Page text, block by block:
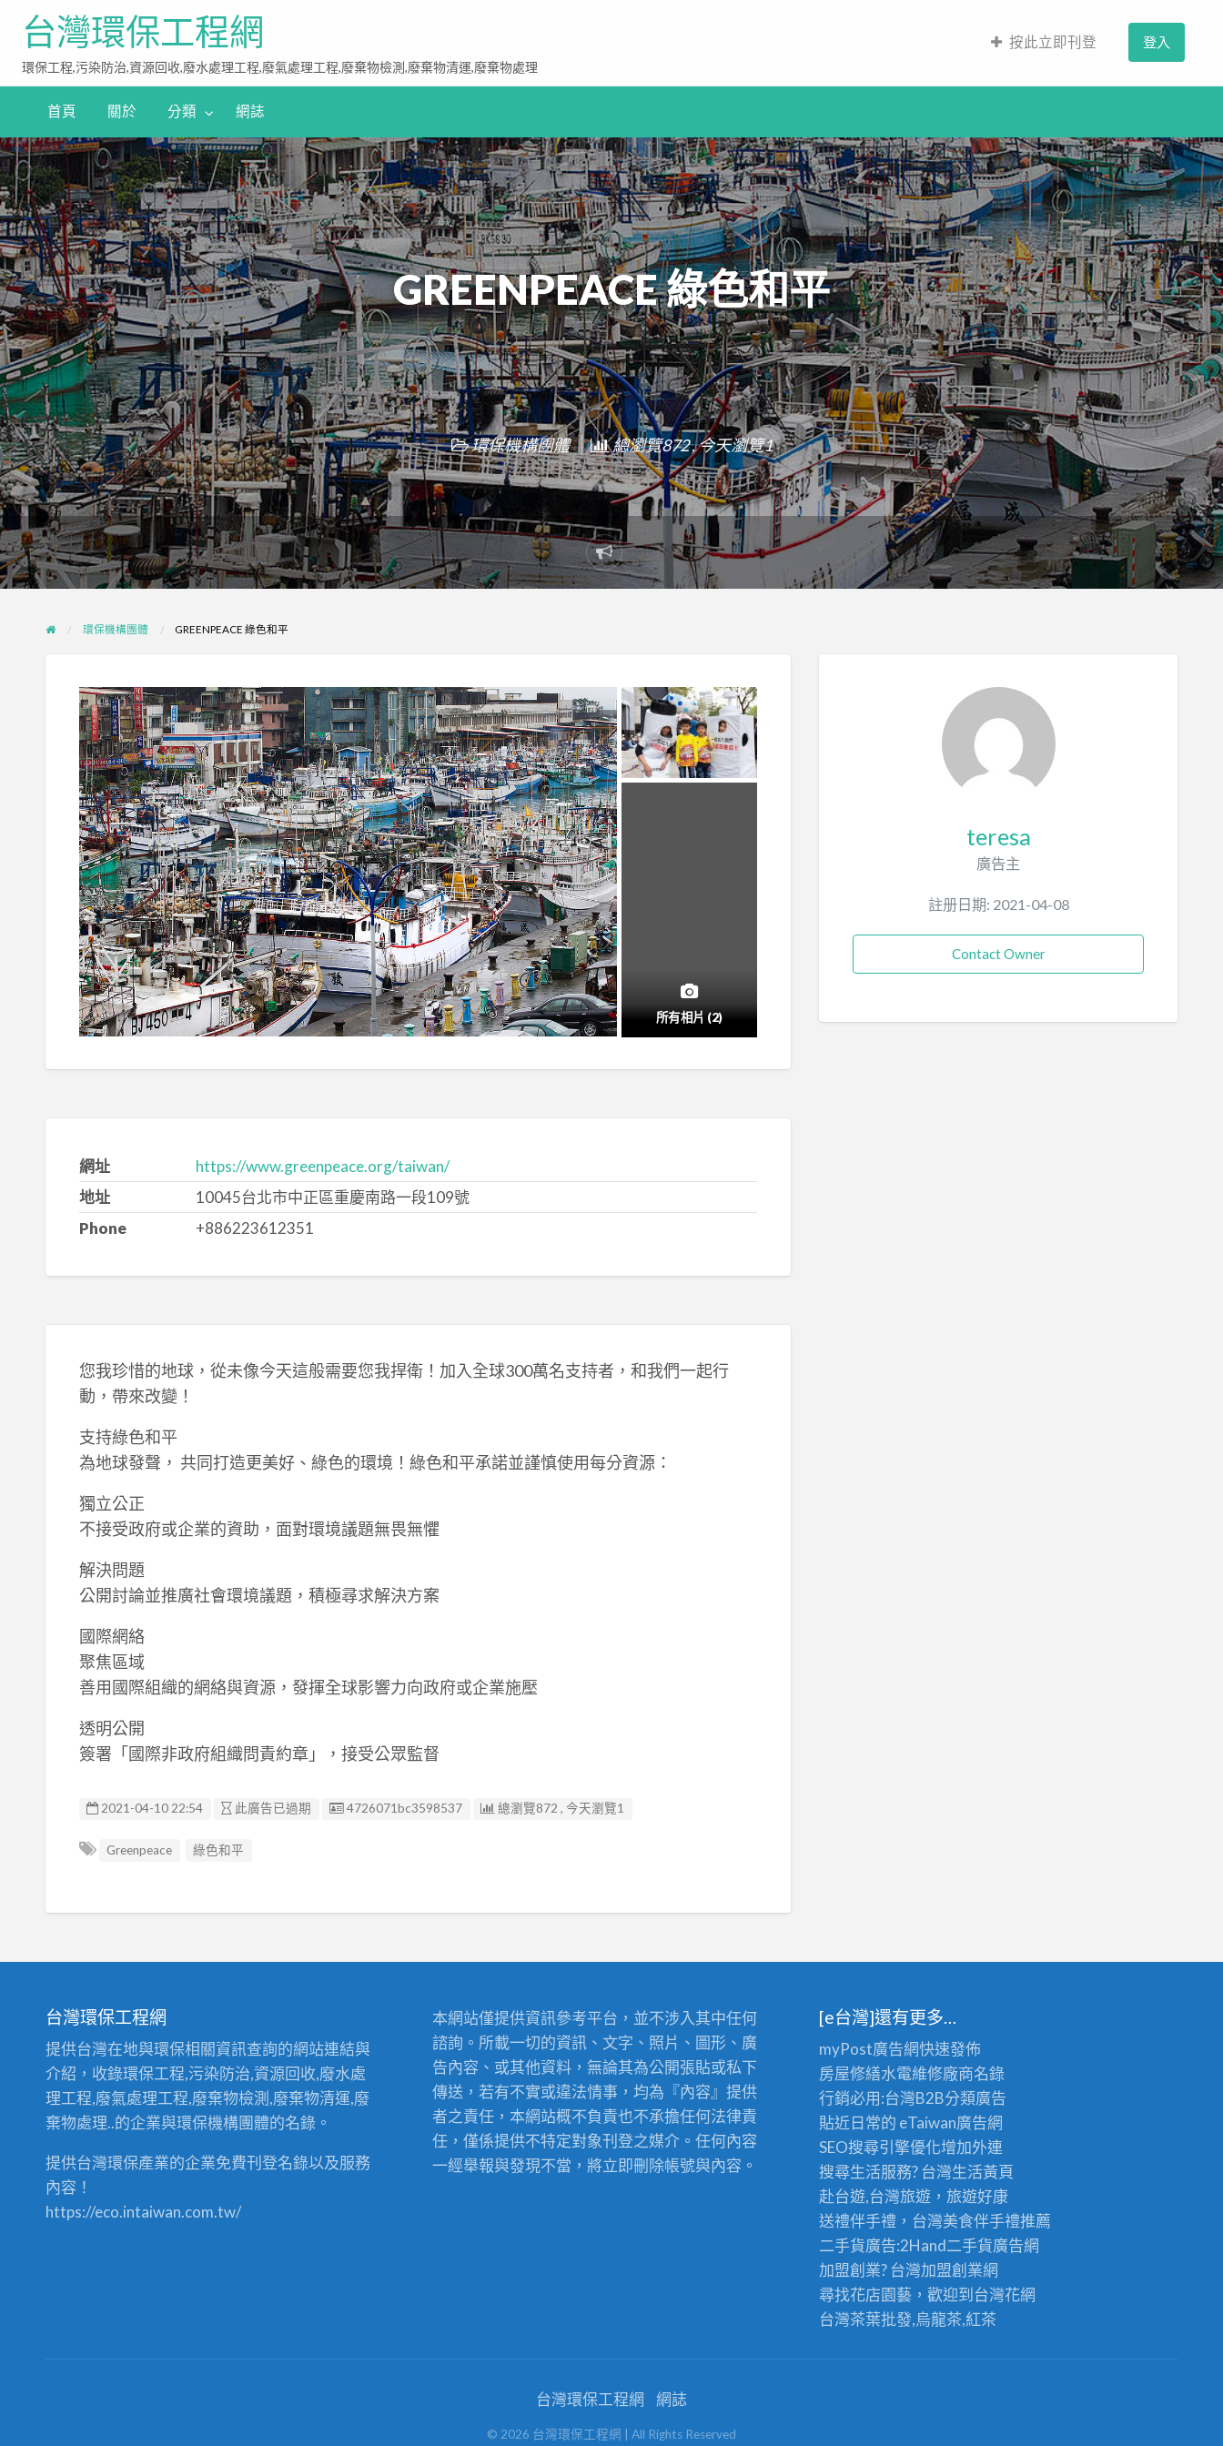
台灣環保工程網
環保工程,污染防治,資源回收,廢水處理工程,廢氣處理工程,廢棄物檢測,廢棄物清運,廢棄物處理
按此立即刊登 登入
首頁 關於 分類 網誌
GREENPEACE 綠色和平
環保機構團體 總瀏覽872 , 今天瀏覽1
Report
problem
環保機構團體 GREENPEACE 綠色和平
所有相片 (2)
網址
https://www.greenpeace.org/taiwan/
地址
10045台北市中正區重慶南路一段109號
Phone
+886223612351
您我珍惜的地球，從未像今天這般需要您我捍衛！加入全球300萬名支持者，和我們一起行
動，帶來改變！
支持綠色和平
為地球發聲， 共同打造更美好、綠色的環境！綠色和平承諾並謹慎使用每分資源：
獨立公正
不接受政府或企業的資助，面對環境議題無畏無懼
解決問題
公開討論並推廣社會環境議題，積極尋求解決方案
國際網絡
聚焦區域
善用國際組織的網絡與資源，發揮全球影響力向政府或企業施壓
透明公開
簽署「國際非政府組織問責約章」，接受公眾監督
2021-04-10 22:54 此廣告已過期 廣告编號
4726071bc3598537 總瀏覽872 , 今天瀏覽1
Greenpeace 綠色和平
teresa
廣告主
註册日期: 2021-04-08
Contact Owner
台灣環保工程網
提供台灣在地與環保相關資訊查詢的網站連結與
介紹，收錄環保工程,污染防治,資源回收,廢水處
理工程,廢氣處理工程,廢棄物檢測,廢棄物清運,廢
棄物處理..的企業與環保機構團體的名錄。
提供台灣環保產業的企業免費刊登名錄以及服務
內容！
https://eco.intaiwan.com.tw/
本網站僅提供資訊參考平台，並不涉入其中任何
諮詢。所載一切的資訊、文字、照片、圖形、廣
告內容、或其他資料，無論其為公開張貼或私下
傳送，若有不實或違法情事，均為『內容』提供
者之責任，本網站概不負責也不承擔任何法律責
任，僅係提供不特定對象刊登之媒介。任何內容
一經舉報與發現不當，將立即刪除帳號與內容。
[e台灣]還有更多…
myPost廣告網快速發佈
房屋修繕水電維修廠商名錄
行銷必用:台灣B2B分類廣告
貼近日常的 eTaiwan廣告網
SEO搜尋引擎優化增加外連
搜尋生活服務? 台灣生活黃頁
赴台遊,台灣旅遊 ，旅遊好康
送禮伴手禮，台灣美食伴手禮推薦
二手貨廣告:2Hand二手貨廣告網
加盟創業? 台灣加盟創業網
尋找花店園藝，歡迎到 台灣花網
台灣茶葉批發,烏龍茶,紅茶
台灣環保工程網 網誌
© 2026 台灣環保工程網 | All Rights Reserved